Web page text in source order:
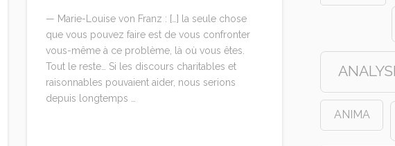
— Marie-Louise von Franz : […] la seule chose
que vous pouvez faire est de vous confronter
vous-même à ce problème, là où vous êtes.
Tout le reste… Si les discours charitables et
raisonnables pouvaient aider, nous serions
depuis longtemps …
ANIMA